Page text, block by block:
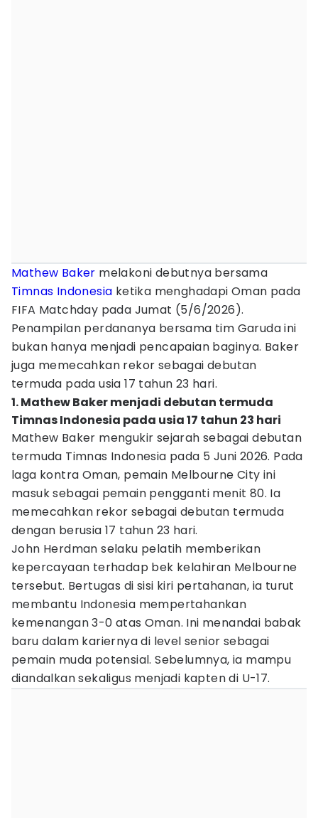
Mathew Baker melakoni debutnya bersama
Timnas Indonesia ketika menghadapi Oman pada
FIFA Matchday pada Jumat (5/6/2026).
Penampilan perdananya bersama tim Garuda ini
bukan hanya menjadi pencapaian baginya. Baker
juga memecahkan rekor sebagai debutan
termuda pada usia 17 tahun 23 hari.
1. Mathew Baker menjadi debutan termuda
Timnas Indonesia pada usia 17 tahun 23 hari
Mathew Baker mengukir sejarah sebagai debutan
termuda Timnas Indonesia pada 5 Juni 2026. Pada
laga kontra Oman, pemain Melbourne City ini
masuk sebagai pemain pengganti menit 80. Ia
memecahkan rekor sebagai debutan termuda
dengan berusia 17 tahun 23 hari.
John Herdman selaku pelatih memberikan
kepercayaan terhadap bek kelahiran Melbourne
tersebut. Bertugas di sisi kiri pertahanan, ia turut
membantu Indonesia mempertahankan
kemenangan 3-0 atas Oman. Ini menandai babak
baru dalam kariernya di level senior sebagai
pemain muda potensial. Sebelumnya, ia mampu
diandalkan sekaligus menjadi kapten di U-17.